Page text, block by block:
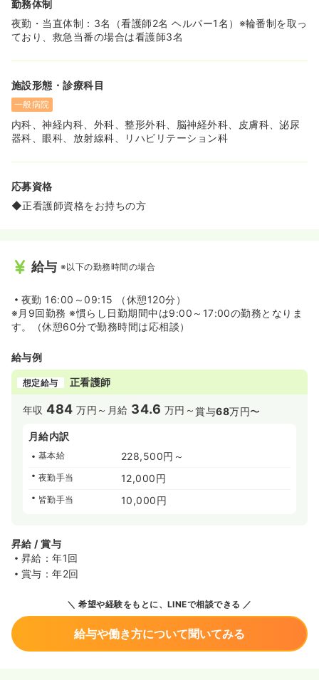
す。
手術件数は年間1300件程度となっており、メインの科目は
整形(人工股関節、人工膝関節)と外科(ヘルニア、胆嚢結石)
勤務体制
夜勤・当直体制：3名（看護師2名 ヘルパー1名）※輪番制を取っ
ており、救急当番の場合は看護師3名
施設形態・診療科目
一般病院
内科、神経内科、外科、整形外科、脳神経外科、皮膚科、泌尿
器科、眼科、放射線科、リハビリテーション科
応募資格
◆正看護師資格をお持ちの方
給与 ※以下の勤務時間の場合
夜勤 16:00～09:15 （休憩120分）
※月9回勤務 ※慣らし日勤期間中は9:00～17:00の勤務となりま
す。（休憩60分で勤務時間は応相談）
給与例
想定給与 正看護師
年収484 万円～ 月給 34.6 万円～賞与68万円〜
月給内訳
基本給 228,500円～
夜勤手当 12,000円
皆勤手当 10,000円
昇給 / 賞与
昇給：年1回
賞与：年2回
希望や経験をもとに、LINEで相談できる
給与や働き方について聞いてみる